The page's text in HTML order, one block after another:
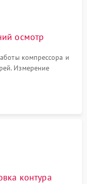
осмотр
компрессора и
Измерение
термостата и
дисплея.
контура